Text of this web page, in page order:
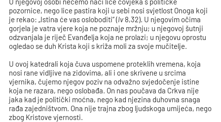
pozornice, nego lice pastira koji u sebi nosi svjetlost Onoga koji
je rekao: „Istina će vas osloboditi“ (Iv 8,32). U njegovim očima
gorjela je vatra vjere koja ne poznaje mržnju; u njegovoj šutnji
odzvanjala je riječ Evanđelja koja ne prolazi; u njegovu oprostu
ogledao se duh Krista koji s križa moli za svoje mučitelje.
U ovoj katedrali koja čuva uspomene proteklih vremena, koja
nosi rane vidljive na zidovima, ali i one skrivene u srcima
vjernika, čujemo njegov poziv na odvažno svjedočenje istine
koja ne razara, nego oslobađa. On nas poučava da Crkva nije
jaka kad je politički moćna, nego kad njezina duhovna snaga
rađa zajedništvom. Ona nije trajna zbog ljudskoga umijeća, nego
zbog Kristove vjernosti.